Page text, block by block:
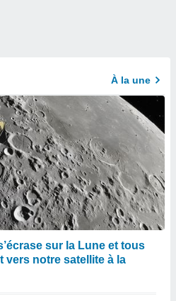
À la une
sur la Lune et tous
vers notre satellite à la